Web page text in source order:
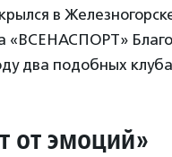
в
«ВСЕНАСПОРТ»
два подобных
от эмоций»